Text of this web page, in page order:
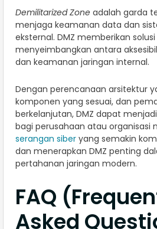
Demilitarized Zone adalah garda
menjaga keamanan data dan
eksternal. DMZ memberikan
menyeimbangkan antara
dan keamanan jaringan internal.
Dengan perencanaan arsitektur
komponen yang sesuai, dan
berkelanjutan, DMZ dapat
bagi perusahaan atau organisasi
serangan siber yang semakin
dan menerapkan DMZ penting
pertahanan jaringan modern.
FAQ
Asked